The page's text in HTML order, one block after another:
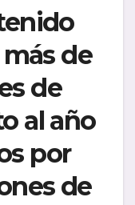
de
de
al año
por
de